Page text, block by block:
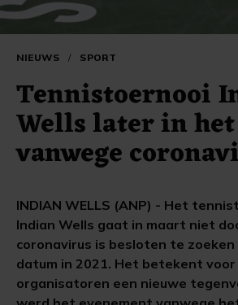
NIEUWS / SPORT
Tennistoernooi
Wells later in
vanwege
INDIAN WELLS (ANP) - Het
Indian Wells gaat in maart niet
coronavirus is besloten te
datum in 2021. Het betekent voor
organisatoren een nieuwe